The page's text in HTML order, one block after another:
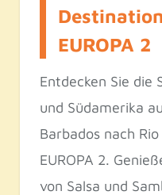
EUROPA 2
Entdecken Sie die
und Südamerika
Barbados nach
EUROPA 2.
von Salsa und